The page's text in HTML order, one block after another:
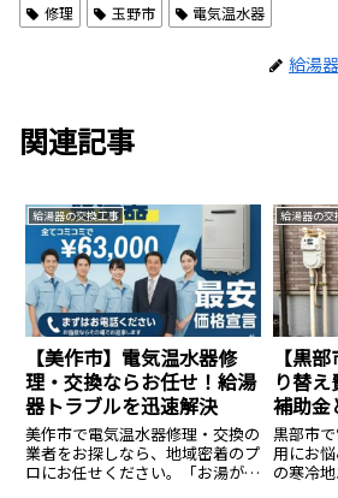
修理 玉野市 電気温水器
給湯
関連記事
給湯器の交換工事
【美作市】電気温水器修
理・交換ならお任せ！給湯
器トラブルを迅速解決
美作市で電気温水器修理・交換の
業者をお探しなら、地域密着のプ
ロにお任せください。「お湯が出
給湯器の交
【黒
り替
補助金
賢い冬
黒部市
用にお
の寒冷